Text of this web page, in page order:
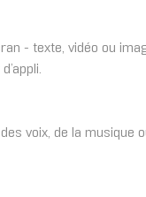
- texte, vidéo ou
voix, de la musique